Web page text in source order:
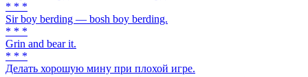
* * *
Sir boy berding — bosh boy berding.
* * *
Grin and bear it.
* * *
Делать хорошую мину при плохой игре.